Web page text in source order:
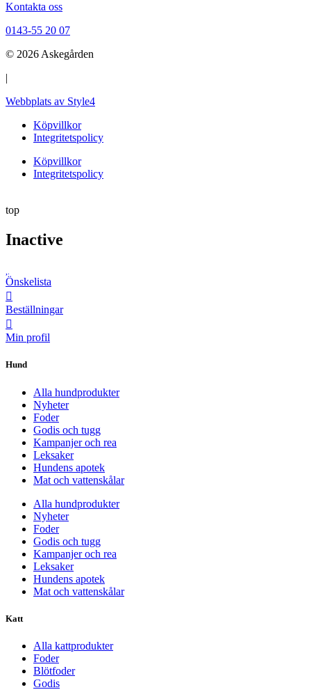
Kontakta oss
0143-55 20 07
© 2026 Askegården
|
Webbplats av Style4
Köpvillkor
Integritetspolicy
Köpvillkor
Integritetspolicy
top
Inactive
Önskelista
Beställningar
Min profil
Hund
Alla hundprodukter
Nyheter
Foder
Godis och tugg
Kampanjer och rea
Leksaker
Hundens apotek
Mat och vattenskålar
Alla hundprodukter
Nyheter
Foder
Godis och tugg
Kampanjer och rea
Leksaker
Hundens apotek
Mat och vattenskålar
Katt
Alla kattprodukter
Foder
Blötfoder
Godis